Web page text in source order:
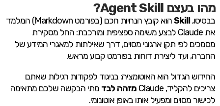
מהו בעצם Agent Skill?
בבסיסו,Skill
הוא קובץ הנחיות חכם (בפורמט Markdown) המלמד
את Claude לבצע משימה ספציפית ומורכבת: החל מסקירת
מסמכים לפי תקן ארגוני מסוים, דרך שאילתות למאגרי המידע של
החברה, ועד ליצירת דוחות בפורמט קבוע מראש.
החידוש הגדול הוא האוטומציה: בניגוד לפקודות רגילות שאתם
צריכים להקליד, Claude
מזהה לבד מתי הבקשה שלכם מתאימה
לכישור מסוים ומפעיל אותו באופן אוטונומי.